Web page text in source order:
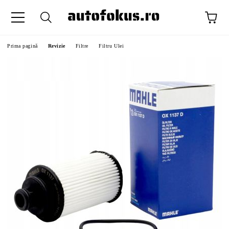
Prima pagină Revizie Filtre Filtru Ulei